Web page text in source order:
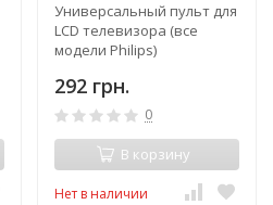
Универсальный пульт для
LCD телевизора (все
модели Philips)
292 грн.
0
В корзину
Нет в наличии